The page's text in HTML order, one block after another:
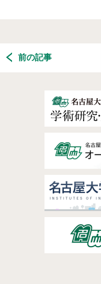
前の記事